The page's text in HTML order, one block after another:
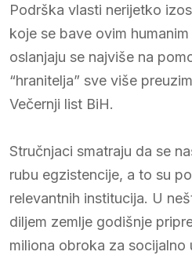
Podrška vlasti nerijetko
koje se bave ovim
oslanjaju se najviše na
“hranitelja” sve više
Večernji list BiH.
Stručnjaci smatraju da se
rubu egzistencije, a to su
relevantnih institucija. U
diljem zemlje godišnje
miliona obroka za socijalno